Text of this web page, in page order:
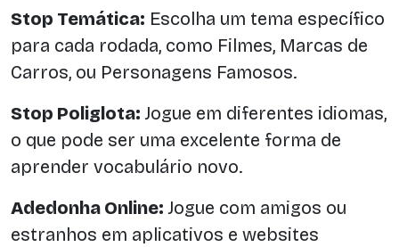
Stop Temática: Escolha um tema específico
para cada rodada, como Filmes, Marcas de
Carros, ou Personagens Famosos.
Stop Poliglota: Jogue em diferentes idiomas,
o que pode ser uma excelente forma de
aprender vocabulário novo.
Adedonha Online: Jogue com amigos ou
estranhos em aplicativos e websites